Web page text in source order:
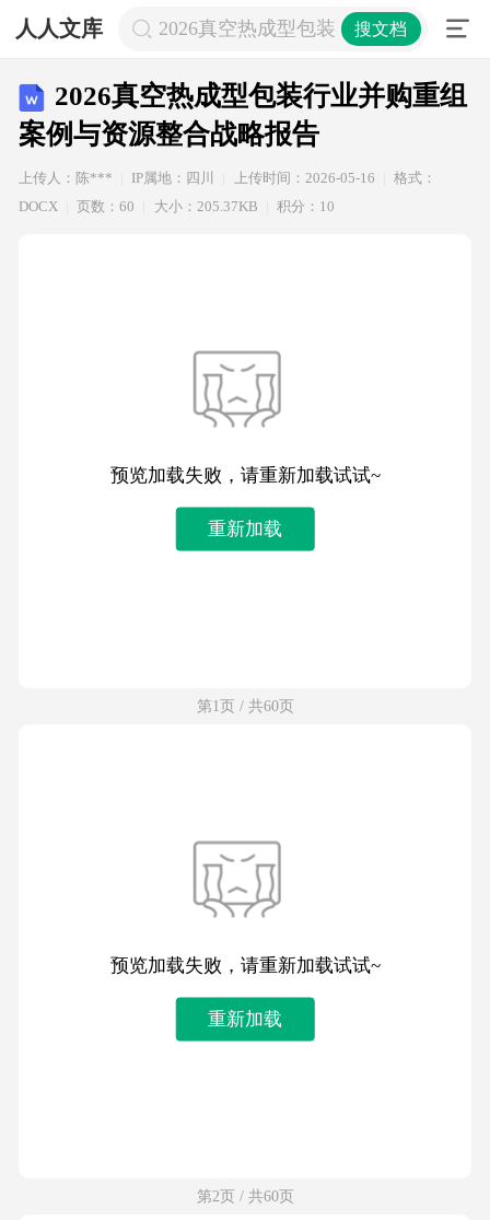
人人文库 2026真空热成型包装行业并购重组案
搜文档
2026真空热成型包装行业并购重组
案例与资源整合战略报告
上传人：陈*** IP属地：四川 上传时间：2026-05-16
格式：
DOCX
页数：60 大小：205.37KB 积分：10
预览加载失败，请重新加载试试~
重新加载
第1页 / 共60页
预览加载失败，请重新加载试试~
重新加载
第2页 / 共60页